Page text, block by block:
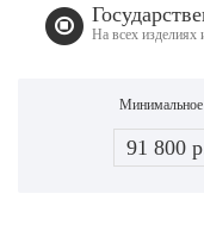
На всех изделиях
Минимальное
91 800